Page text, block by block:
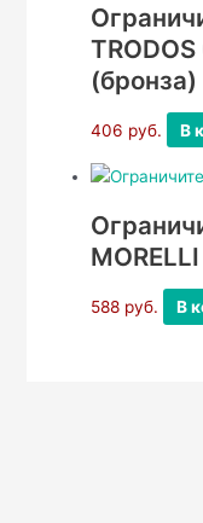
(бронза)
406 руб. В
588 руб. В